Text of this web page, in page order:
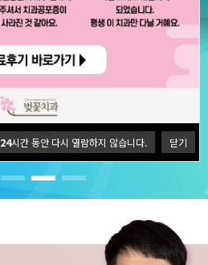
24시간 동안 다시 열람하지 않습니다. 닫기